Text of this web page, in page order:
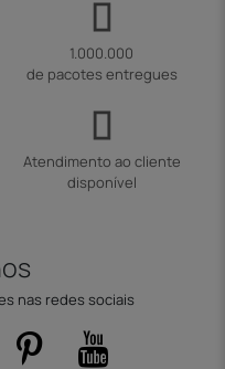
1.000.000
de pacotes entregues
Atendimento ao cliente
disponível
nas redes sociais